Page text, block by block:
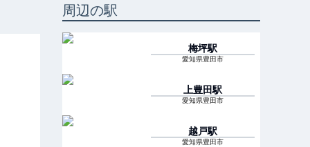
周辺の駅
梅坪駅
愛知県豊田市
上豊田駅
愛知県豊田市
越戸駅
愛知県豊田市